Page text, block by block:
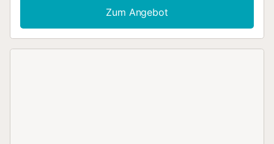
großen privaten Pool Das Gelände ist komplett mit
privaten Parkplätzen ummauert. Elektrischer Eingang und
1600 m2. privater Garten. Kommt zum ersten Mal in die
Zum Angebot